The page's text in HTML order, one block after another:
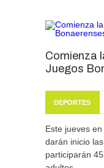
Comienza
Juegos
DEPORTES
Este jueves
darán inicio
participarán